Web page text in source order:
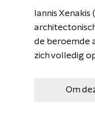
Iannis
de beroemde
zich volledig
Om